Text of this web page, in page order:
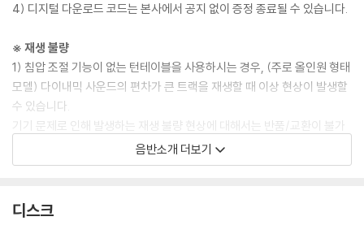
4) 디지털 다운로드 코드는 본사에서 공지 없이 증정 종료될 수 있습니다.
※ 재생 불량
1) 침압 조절 기능이 없는 턴테이블을 사용하시는 경우, (주로 올인원 형태
모델) 다이내믹 사운드의 편차가 큰 트랙을 재생할 때 이상 현상이 발생할
수 있습니다.
기기 문제로 인해 발생하는 재생 불량 현상에 대해서는 반품/교환이 불가
하니 침압 조절이 가능한 기기에서 재생하실 것을 권유 드립니다.
2) 디스크는 정전기와 먼지로 인해 재생이 원활하지 않은 경우가 있습니
3) 바늘에 먼지가 쌓이는 경우에도 재생이 원활하지 않을 수 있습니다.
음반소개 더보기
디스크